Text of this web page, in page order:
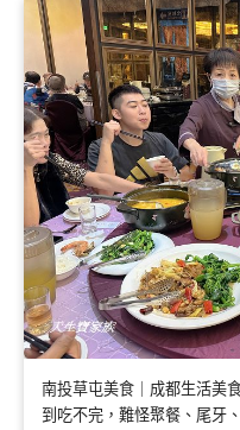
南投草屯美食｜成都生活美
到吃不完，難怪聚餐、尾牙